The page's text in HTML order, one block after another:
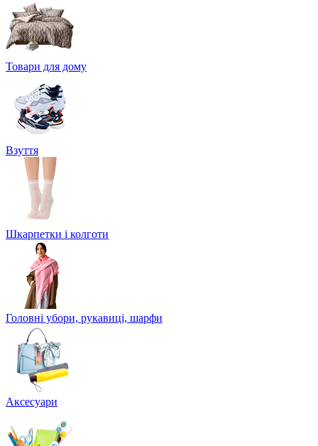
Товари для дому
Взуття
Шкарпетки і колготи
Головні убори, рукавиці, шарфи
Аксесуари